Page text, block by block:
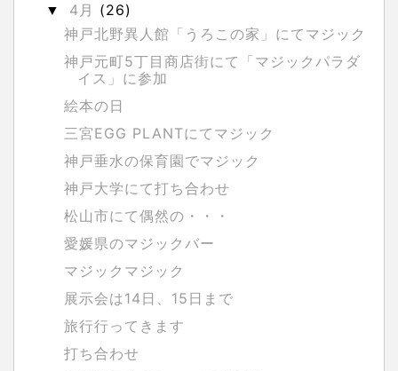
▼ 4月 (26)
神戸北野異人館「うろこの家」にてマジック
神戸元町5丁目商店街にて「マジックパラダ
イス」に参加
絵本の日
三宮EGG PLANTにてマジック
神戸垂水の保育園でマジック
神戸大学にて打ち合わせ
松山市にて偶然の・・・
愛媛県のマジックバー
マジックマジック
展示会は14日、15日まで
旅行行ってきます
打ち合わせ